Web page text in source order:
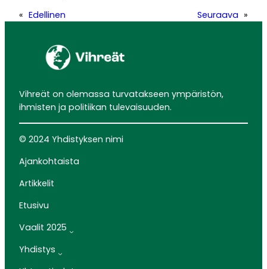
« Edellinen Seuraava »
Vihreät on olemassa turvatakseen ympäristön,
ihmisten ja politiikan tulevaisuuden.
© 2024 Yhdistyksen nimi
Ajankohtaista
Artikkelit
Etusivu
Vaalit 2025
Yhdistys